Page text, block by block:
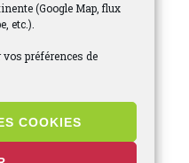
(Google Map, flux
etc.).
préférences de
COOKIES